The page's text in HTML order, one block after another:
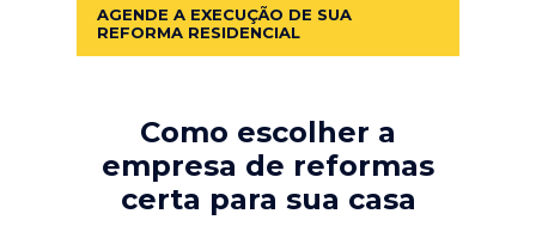
AGENDE A EXECUÇÃO DE SUA
REFORMA RESIDENCIAL
Como escolher a
empresa de reformas
certa para sua casa